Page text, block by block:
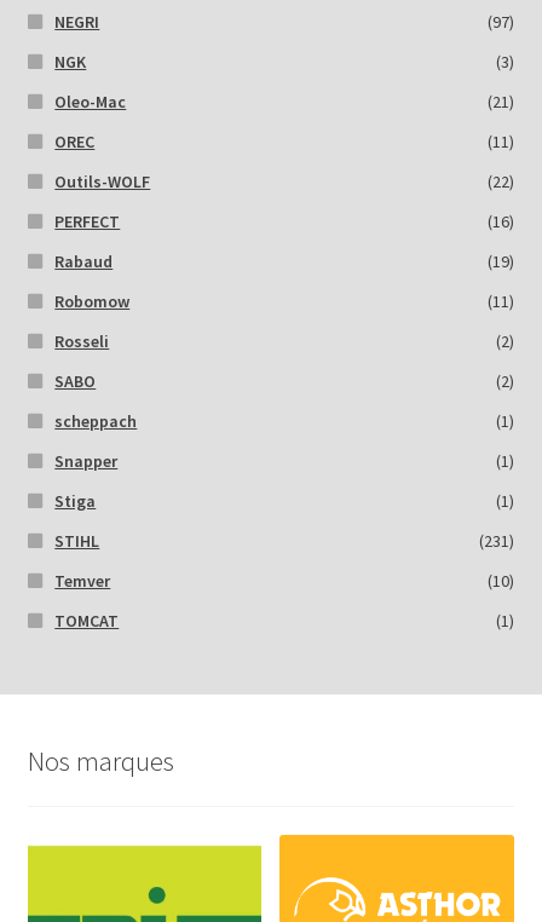
NEGRI
(97)
NGK
(3)
Oleo-Mac
(21)
OREC
(11)
Outils-WOLF
(22)
PERFECT
(16)
Rabaud
(19)
Robomow
(11)
Rosseli
(2)
SABO
(2)
scheppach
(1)
Snapper
(1)
Stiga
(1)
STIHL
(231)
Temver
(10)
TOMCAT
(1)
Nos marques